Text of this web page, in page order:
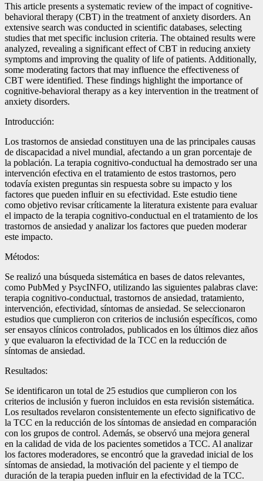
This article presents a systematic review of the impact of cognitive-
behavioral therapy (CBT) in the treatment of anxiety disorders. An
extensive search was conducted in scientific databases, selecting
studies that met specific inclusion criteria. The obtained results were
analyzed, revealing a significant effect of CBT in reducing anxiety
symptoms and improving the quality of life of patients. Additionally,
some moderating factors that may influence the effectiveness of
CBT were identified. These findings highlight the importance of
cognitive-behavioral therapy as a key intervention in the treatment of
anxiety disorders.
Introducción:
Los trastornos de ansiedad constituyen una de las principales causas
de discapacidad a nivel mundial, afectando a un gran porcentaje de
la población. La terapia cognitivo-conductual ha demostrado ser una
intervención efectiva en el tratamiento de estos trastornos, pero
todavía existen preguntas sin respuesta sobre su impacto y los
factores que pueden influir en su efectividad. Este estudio tiene
como objetivo revisar críticamente la literatura existente para evaluar
el impacto de la terapia cognitivo-conductual en el tratamiento de los
trastornos de ansiedad y analizar los factores que pueden moderar
este impacto.
Métodos:
Se realizó una búsqueda sistemática en bases de datos relevantes,
como PubMed y PsycINFO, utilizando las siguientes palabras clave:
terapia cognitivo-conductual, trastornos de ansiedad, tratamiento,
intervención, efectividad, síntomas de ansiedad. Se seleccionaron
estudios que cumplieron con criterios de inclusión específicos, como
ser ensayos clínicos controlados, publicados en los últimos diez años
y que evaluaron la efectividad de la TCC en la reducción de
síntomas de ansiedad.
Resultados:
Se identificaron un total de 25 estudios que cumplieron con los
criterios de inclusión y fueron incluidos en esta revisión sistemática.
Los resultados revelaron consistentemente un efecto significativo de
la TCC en la reducción de los síntomas de ansiedad en comparación
con los grupos de control. Además, se observó una mejora general
en la calidad de vida de los pacientes sometidos a TCC. Al analizar
los factores moderadores, se encontró que la gravedad inicial de los
síntomas de ansiedad, la motivación del paciente y el tiempo de
duración de la terapia pueden influir en la efectividad de la TCC.